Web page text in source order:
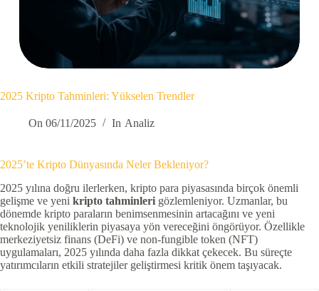
2025 Kripto Tahminleri: Yükselen Trendler
On 06/11/2025 In Analiz
2025’te Kripto Dünyasında Neler Bekleniyor?
2025 yılına doğru ilerlerken, kripto para piyasasında birçok önemli
gelişme ve yeni kripto tahminleri gözlemleniyor. Uzmanlar, bu
dönemde kripto paraların benimsenmesinin artacağını ve yeni
teknolojik yeniliklerin piyasaya yön vereceğini öngörüyor. Özellikle
merkeziyetsiz finans (DeFi) ve non-fungible token (NFT)
uygulamaları, 2025 yılında daha fazla dikkat çekecek. Bu süreçte
yatırımcıların etkili stratejiler geliştirmesi kritik önem taşıyacak.